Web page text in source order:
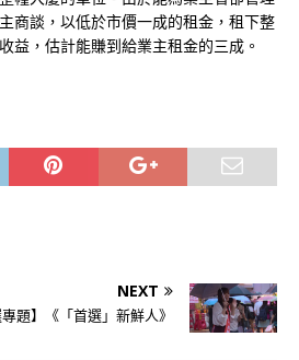
商談，以低於市價一成的租金，租下整
益，估計能賺到給業主租金的三成。
NEXT
專題】《「首選」新鮮人》